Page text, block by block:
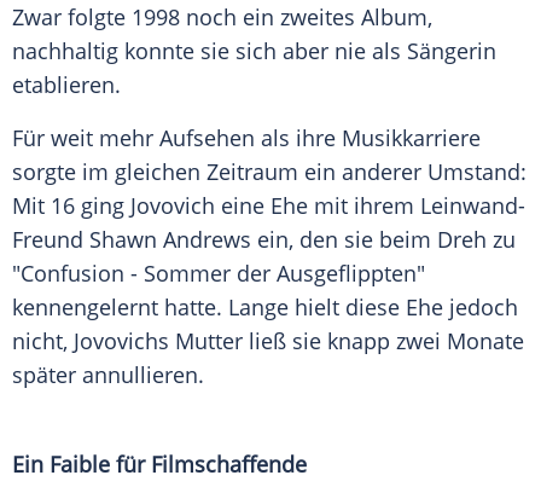
Zwar folgte 1998 noch ein zweites Album,
nachhaltig konnte sie sich aber nie als Sängerin
etablieren.
Für weit mehr Aufsehen als ihre Musikkarriere
sorgte im gleichen Zeitraum ein anderer Umstand:
Mit 16 ging Jovovich eine Ehe mit ihrem Leinwand-
Freund Shawn Andrews ein, den sie beim Dreh zu
"Confusion - Sommer der Ausgeflippten"
kennengelernt hatte. Lange hielt diese Ehe jedoch
nicht, Jovovichs Mutter ließ sie knapp zwei Monate
später annullieren.
Ein Faible für Filmschaffende